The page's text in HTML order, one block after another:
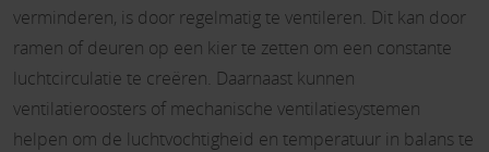
verminderen, is door regelmatig te ventileren. Dit kan door
ramen of deuren op een kier te zetten om een constante
luchtcirculatie te creëren. Daarnaast kunnen
ventilatieroosters of mechanische ventilatiesystemen
helpen om de luchtvochtigheid en temperatuur in balans te